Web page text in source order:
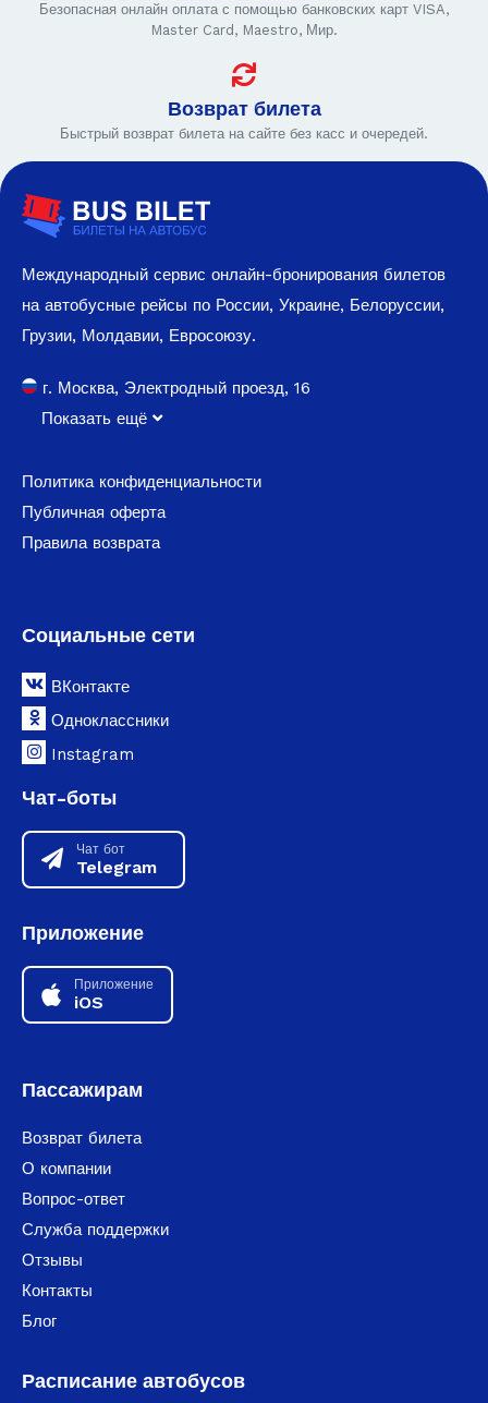
Безопасная онлайн оплата с помощью банковских карт VISA,
Master Card, Maestro, Мир.
Возврат билета
Быстрый возврат билета на сайте без касс и очередей.
Международный сервис онлайн-бронирования билетов
на автобусные рейсы по России, Украине, Белоруссии,
Грузии, Молдавии, Евросоюзу.
г. Москва, Электродный проезд, 16
Показать ещё
Политика конфиденциальности
Публичная оферта
Правила возврата
Социальные сети
ВКонтакте
Одноклассники
Instagram
Чат-боты
Чат бот
Telegram
Приложение
Приложение
iOS
Пассажирам
Возврат билета
О компании
Вопрос-ответ
Служба поддержки
Отзывы
Контакты
Блог
Расписание автобусов